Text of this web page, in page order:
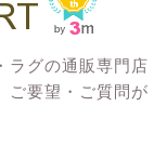
ラグの通販専門店
ご要望・ご質問が